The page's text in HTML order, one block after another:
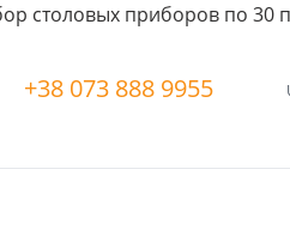
столовых приборов по 30
+38 073 888 9955